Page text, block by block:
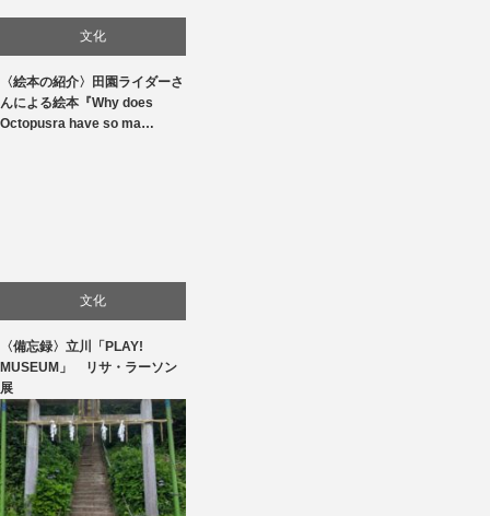
文化
〈絵本の紹介〉田園ライダーさ
んによる絵本『Why does
Octopusra have so ma…
文化
美術展・美術館・博物館巡り
〈備忘録〉立川「PLAY!
MUSEUM」 リサ・ラーソン
展